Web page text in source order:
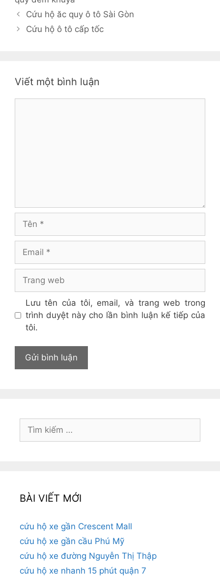
Cứu hộ ăc quy ô tô Sài Gòn
Cứu hộ ô tô cấp tốc
Viết một bình luận
web
Lưu tên của tôi, email, và trang web trong
trình duyệt này cho lần bình luận kế tiếp của
tôi.
Tìm
BÀI VIẾT MỚI
cứu hộ xe gần Crescent Mall
cứu hộ xe gần cầu Phú Mỹ
cứu hộ xe đường Nguyễn Thị Thập
cứu hộ xe nhanh 15 phút quận 7